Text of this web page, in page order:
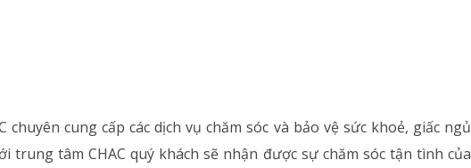
chuyên cung cấp các dịch vụ chăm sóc và bảo vệ sức khoẻ, giấc ngủ
trung tâm CHAC quý khách sẽ nhận được sự chăm sóc tận tình của